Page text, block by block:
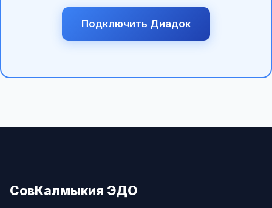
Подключить Диадок
СовКалмыкия ЭДО